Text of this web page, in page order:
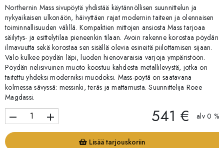
Northernin Mass sivupöytä yhdistää käytännöllisen suunnittelun ja
nykyaikaisen ulkonäön, häivyttäen rajat modernin taiteen ja olennaisen
toiminnallisuuden välillä. Kompaktien mittojen ansiosta Mass tarjoaa
säilytys- ja esittelytilaa pieneenkin tilaan. Avoin rakenne korostaa pöydän
ilmavuutta sekä korostaa sen sisällä olevia esineitä piilottamisen sijaan.
Valo kulkee pöydän läpi, luoden hienovaraisia varjoja ympäristöön.
Pöydän nelisivuinen muoto koostuu kahdesta metallilevystä, jotka on
taitettu yhdeksi moderniksi muodoksi. Mass-pöytä on saatavana
kolmessa sävyssä: messinki, teräs ja mattamusta. Suunnittelija Roee
Magdassi.
remove add 541 € alv 0 %
Lisää tarjouskoriin